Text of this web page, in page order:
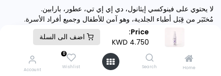
Price:
4.750
اضف الى السلة
Home
Search
0
Wishlist
Account
لا يحتوي على فينوكسي إيثانول، دي إي إي تي، عطور، بارابين.
مُختَبَر من قِبَل أطباء الجلدية، وهو آمن للأطفال وجميع أفراد الأسرة.
طريقة الاستخدام:
- رشّ يوميًا أو على فترات حسب الحاجة.​